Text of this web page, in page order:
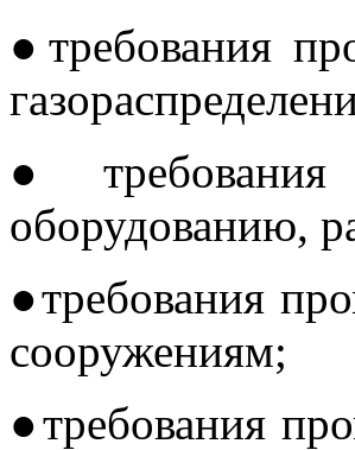
●требования
оборудованию,
●требования
сооружениям;
●требования